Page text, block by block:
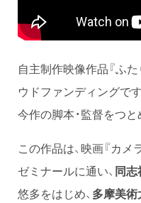
自主制作映像作品『ふ
ウドファンディングです
今作の脚本・監督をつと
この作品は、映画『カメ
ゼミナールに通い、 同
悠多をはじめ、 多摩美術